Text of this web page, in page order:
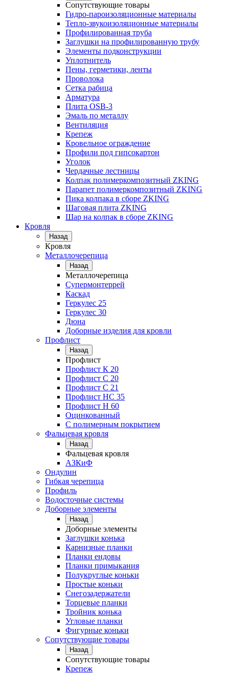
Сопутствующие товары
Гидро-пароизоляционные материалы
Тепло-звукоизоляционные материалы
Профилированная труба
Заглушки на профилированную трубу
Элементы подконструкции
Уплотнитель
Пены, герметики, ленты
Проволока
Сетка рабица
Арматура
Плита OSB-3
Эмаль по металлу
Вентиляция
Крепеж
Кровельное ограждение
Профили под гипсокартон
Уголок
Чердачные лестницы
Колпак полимеркомпозитный ZKING
Парапет полимеркомпозитный ZKING
Пика колпака в сборе ZKING
Шаговая плита ZKING
Шар на колпак в сборе ZKING
Кровля
Назад
Кровля
Металлочерепица
Назад
Металлочерепица
Супермонтеррей
Каскад
Геркулес 25
Геркулес 30
Дюна
Доборные изделия для кровли
Профлист
Назад
Профлист
Профлист К 20
Профлист С 20
Профлист C 21
Профлист НС 35
Профлист Н 60
Оцинкованный
С полимерным покрытием
Фальцевая кровля
Назад
Фальцевая кровля
АЗКиФ
Ондулин
Гибкая черепица
Профиль
Водосточные системы
Доборные элементы
Назад
Доборные элементы
Заглушки конька
Карнизные планки
Планки ендовы
Планки примыкания
Полукруглые коньки
Простые коньки
Снегозадержатели
Торцевые планки
Тройник конька
Угловые планки
Фигурные коньки
Сопутствующие товары
Назад
Сопутствующие товары
Крепеж